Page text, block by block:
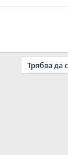
Трябва да